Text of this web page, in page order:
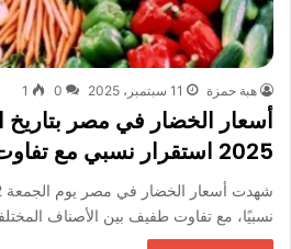
هبة حمزة 11 سبتمبر، 2025 0
1
2025 استقرار نسبي مع تفاوت طفيف في الأسعار
نسبيًا، مع تفاوت طفيف بين الأصناف